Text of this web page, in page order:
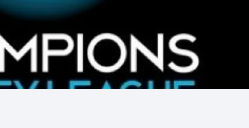
Plavání
Plážový volejbal